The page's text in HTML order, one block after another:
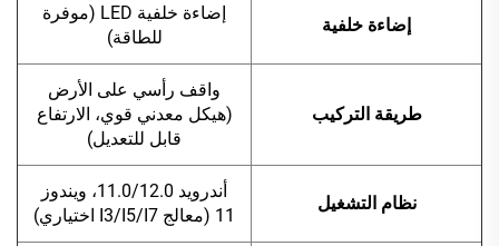
إضاءة خلفية
إضاءة خلفية LED (موفرة
للطاقة)
طريقة التركيب
واقف رأسي على الأرض
(هيكل معدني قوي، الارتفاع
قابل للتعديل)
نظام التشغيل
أندرويد 11.0/12.0، ويندوز
11 (معالج I3/I5/I7 اختياري)